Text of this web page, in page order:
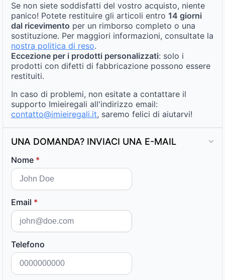
Se non siete soddisfatti del vostro acquisto, niente
panico! Potete restituire gli articoli entro 14 giorni
dal ricevimento per un rimborso completo o una
sostituzione. Per maggiori informazioni, consultate la
nostra politica di reso.
Eccezione per i prodotti personalizzati: solo i
prodotti con difetti di fabbricazione possono essere
restituiti.
In caso di problemi, non esitate a contattare il
supporto Imieiregali all'indirizzo email:
contatto@imieiregali.it, saremo felici di aiutarvi!
UNA DOMANDA? INVIACI UNA E-MAIL
Nome *
Email *
Telefono